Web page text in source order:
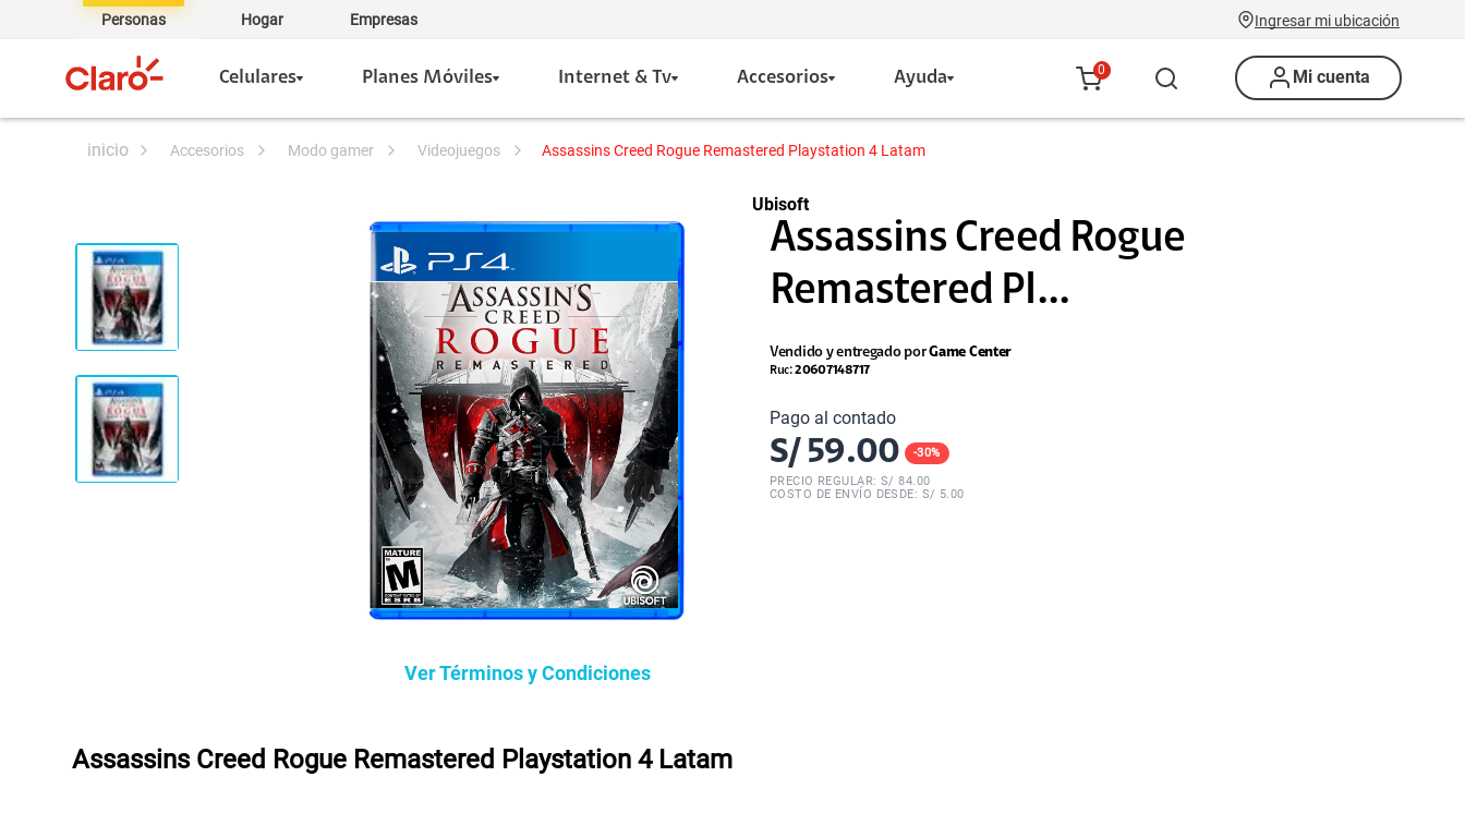
Personas Hogar Empresas Ingresar mi ubicación
Celulares Planes Móviles Internet & Tv Accesorios Ayuda 0 Mi cuenta
accesorios modo gamer videojuegos Assassins Creed Rogue Remastered Playstation 4 Latam
Ver Términos y Condiciones
Ubisoft
Assassins Creed Rogue
Remastered Pl...
Vendido y entregado porGame Center
Ruc:20607148717
Pago al contado
S/ 59.00 -30%
PRECIO REGULAR: S/84.00
COSTO DE ENVÍO DESDE: S/ 5.00
Assassins Creed Rogue Remastered Playstation 4 Latam